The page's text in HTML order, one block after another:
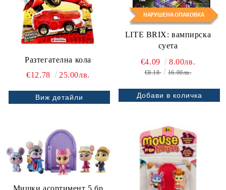
Разтегателна кола
€12.78
25.00лв.
Виж детайли
LITE BRIX: вампирска
суета
€4.09 8.00лв.
€8.18 16.00лв.
Мишки асортимент 5 бр